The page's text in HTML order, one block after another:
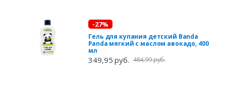
-27%
Гель для купания детский Banda
Panda мягкий с маслом авокадо, 400
мл
349,95 руб. 484,99 руб.